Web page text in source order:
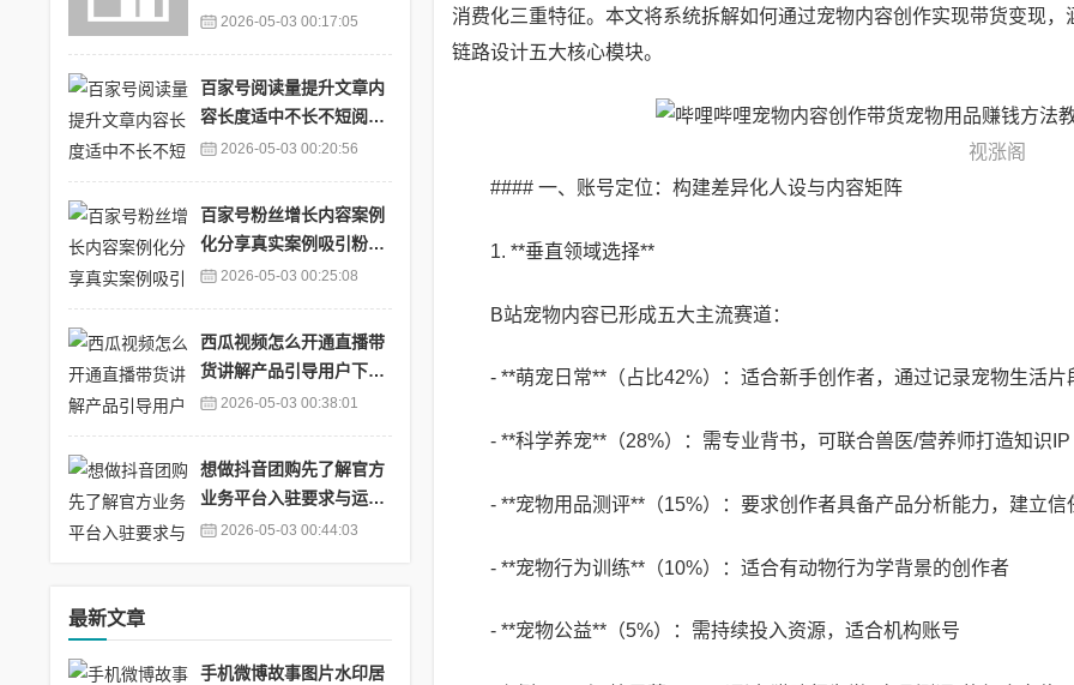
隐患_快手无人直播会不
2026-05-03 00:17:05
百家号阅读量提升文章内
容长度适中不长不短阅读
更合_百家号文章一般阅
2026-05-03 00:20:56
百家号粉丝增长内容案例
化分享真实案例吸引粉丝
关注_百家号粉丝数量排
2026-05-03 00:25:08
西瓜视频怎么开通直播带
货讲解产品引导用户下单
_西瓜视频怎么开直播赚
2026-05-03 00:38:01
想做抖音团购先了解官方
业务平台入驻要求与运营
思路_抖音团购服务有什
2026-05-03 00:44:03
最新文章
手机微博故事图片水印居
消费化三重特征。本文将系统拆解如何通过宠物内容创作实现带货变现
链路设计五大核心模块。
视涨阁
#### 一、账号定位：构建差异化人设与内容矩阵
1. **垂直领域选择**
B站宠物内容已形成五大主流赛道：
- **萌宠日常**（占比42%）：适合新手创作者，通过记录宠物生活片
- **科学养宠**（28%）：需专业背书，可联合兽医/营养师打造知识IP
- **宠物用品测评**（15%）：要求创作者具备产品分析能力，建立信
- **宠物行为训练**（10%）：适合有动物行为学背景的创作者
- **宠物公益**（5%）：需持续投入资源，适合机构账号